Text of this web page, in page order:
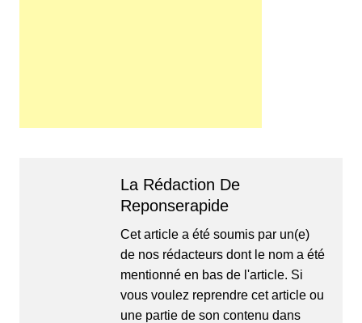
La Rédaction De
Reponserapide
Cet article a été soumis par un(e)
de nos rédacteurs dont le nom a été
mentionné en bas de l'article. Si
vous voulez reprendre cet article ou
une partie de son contenu dans